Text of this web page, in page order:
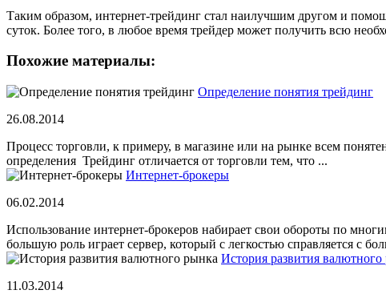
Таким образом, интернет-трейдинг стал наилучшим другом и
суток. Более того, в любое время трейдер может получить всю
Похожие материалы:
Определение понятия трейдинг
26.08.2014
Процесс торговли, к примеру, в магазине или на рынке всем
определения Трейдинг отличается от торговли тем, что ...
Интернет-брокеры
06.02.2014
Использование интернет-брокеров набирает свои обороты по
большую роль играет сервер, который с легкостью справляется с
История развития валютного
11.03.2014